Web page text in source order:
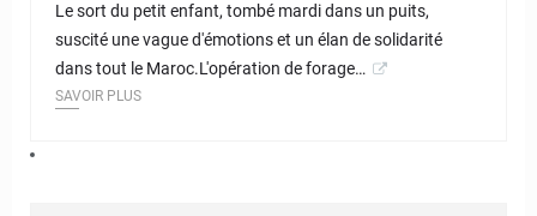
Le sort du petit enfant, tombé mardi dans un puits,
suscité une vague d'émotions et un élan de solidarité
dans tout le Maroc.L'opération de forage…
SAVOIR PLUS